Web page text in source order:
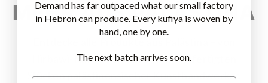
MEHR AUS PALÄSTINA
Hirbawi-Kufiyas bis hin zu handgefertigten
Stücken palästinensischer Kunsthandwerker.
Demand has far outpaced what our small factory
in Hebron can produce. Every kufiya is woven by
hand, one by one.
The next batch arrives soon.